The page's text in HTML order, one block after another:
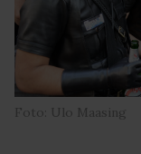
Foto: Ulo Maasing